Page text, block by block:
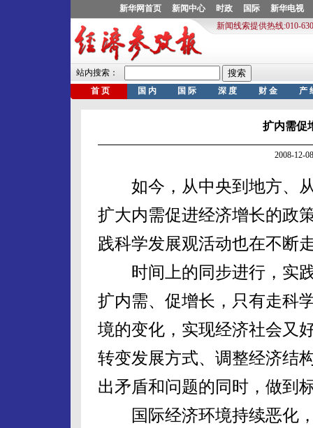
扩内需促
2008-12-
如今，从中央到地方、从
扩大内需促进经济增长的政
践科学发展观活动也在不断
时间上的同步进行，实践
扩内需、促增长，只有走科
境的变化，实现经济社会又
转变发展方式、调整经济结
出矛盾和问题的同时，做到
国际经济环境持续恶化，